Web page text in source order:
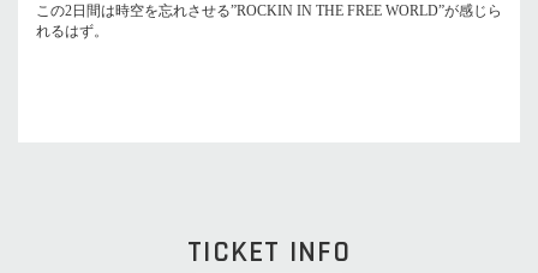
この2日間は時空を忘れさせる”ROCKIN IN THE FREE WORLD”が感じら
れるはず。
TICKET INFO